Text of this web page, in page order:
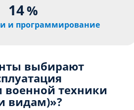
14%
и программирование
выбирают
военной техники
видам)»?